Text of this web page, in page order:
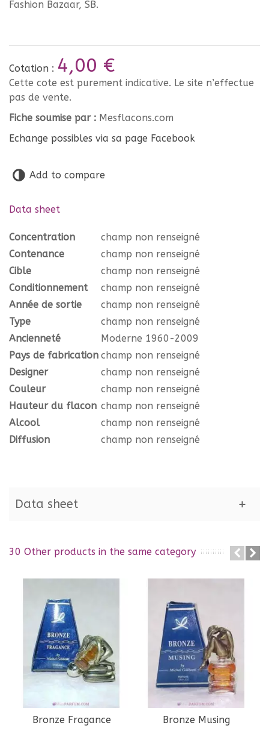
Fashion Bazaar, SB.
Cotation : 4,00 €
Cette cote est purement indicative. Le site n’effectue
pas de vente.
Fiche soumise par : Mesflacons.com
Echange possibles via sa page Facebook
Add to compare
Data sheet
Concentration
champ non renseigné
Contenance
champ non renseigné
Cible
champ non renseigné
Conditionnement
champ non renseigné
Année de sortie
champ non renseigné
Type
champ non renseigné
Ancienneté
Moderne 1960-2009
Pays de fabrication champ non renseigné
Designer
champ non renseigné
Couleur
champ non renseigné
Hauteur du flacon champ non renseigné
Alcool
champ non renseigné
Diffusion
champ non renseigné
Data sheet
30 Other products in the same category
Bronze Fragance Bronze Musing